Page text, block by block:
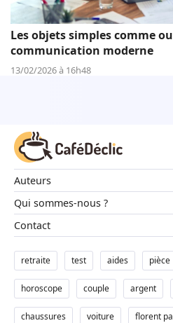
Les objets simples comme
communication moderne
13/02/2026 à 16h48
Auteurs
Qui sommes-nous ?
Contact
retraite test aides pièce
horoscope couple argent
chaussures voiture florent